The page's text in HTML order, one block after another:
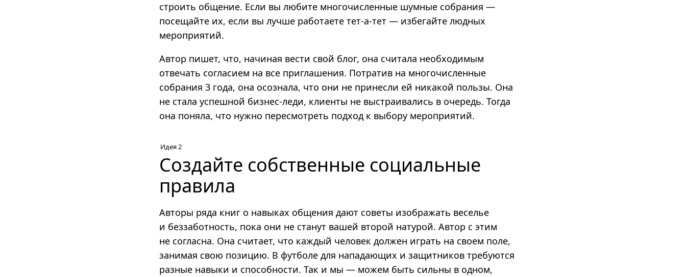
строить общение. Если вы любите многочисленные шумные собрания —
посещайте их, если вы лучше работаете тет-а-тет — избегайте людных
мероприятий.
Автор пишет, что, начиная вести свой блог, она считала необходимым
отвечать согласием на все приглашения. Потратив на многочисленные
собрания 3 года, она осознала, что они не принесли ей никакой пользы. Она
не стала успешной бизнес-леди, клиенты не выстраивались в очередь. Тогда
она поняла, что нужно пересмотреть подход к выбору мероприятий.
Идея 2
Создайте собственные социальные
правила
Авторы ряда книг о навыках общения дают советы изображать веселье
и беззаботность, пока они не станут вашей второй натурой. Автор с этим
не согласна. Она считает, что каждый человек должен играть на своем поле,
занимая свою позицию. В футболе для нападающих и защитников требуются
разные навыки и способности. Так и мы — можем быть сильны в одном,